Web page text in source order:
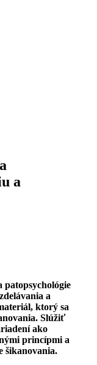
a
patopsychológie
a
ktorý sa
Slúžiť
ako
princípmi a
šikanovania.